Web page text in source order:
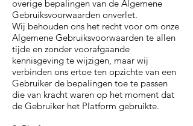
overige bepalingen van de Algemene
Gebruiksvoorwaarden onverlet.
Wij behouden ons het recht voor om onze
Algemene Gebruiksvoorwaarden te allen
tijde en zonder voorafgaande
kennisgeving te wijzigen, maar wij
verbinden ons ertoe ten opzichte van een
Gebruiker de bepalingen toe te passen
die van kracht waren op het moment dat
de Gebruiker het Platform gebruikte.